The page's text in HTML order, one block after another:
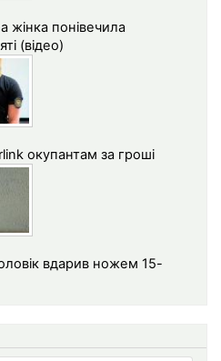
жінка понівечила
(відео)
окупантам за гроші
вдарив ножем 15-